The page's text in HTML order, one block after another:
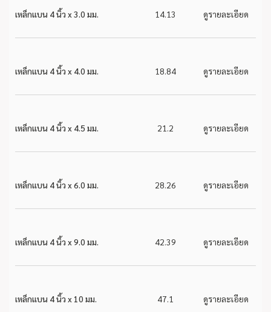
เหล็กแบน 4 นิ้ว x 3.0 มม. 14.13 ดูรายละเอียด
เหล็กแบน 4 นิ้ว x 4.0 มม. 18.84 ดูรายละเอียด
เหล็กแบน 4 นิ้ว x 4.5 มม. 21.2 ดูรายละเอียด
เหล็กแบน 4 นิ้ว x 6.0 มม. 28.26 ดูรายละเอียด
เหล็กแบน 4 นิ้ว x 9.0 มม. 42.39 ดูรายละเอียด
เหล็กแบน 4 นิ้ว x 10 มม. 47.1 ดูรายละเอียด